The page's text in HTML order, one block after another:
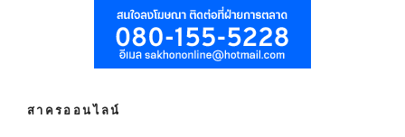
สาครออนไลน์